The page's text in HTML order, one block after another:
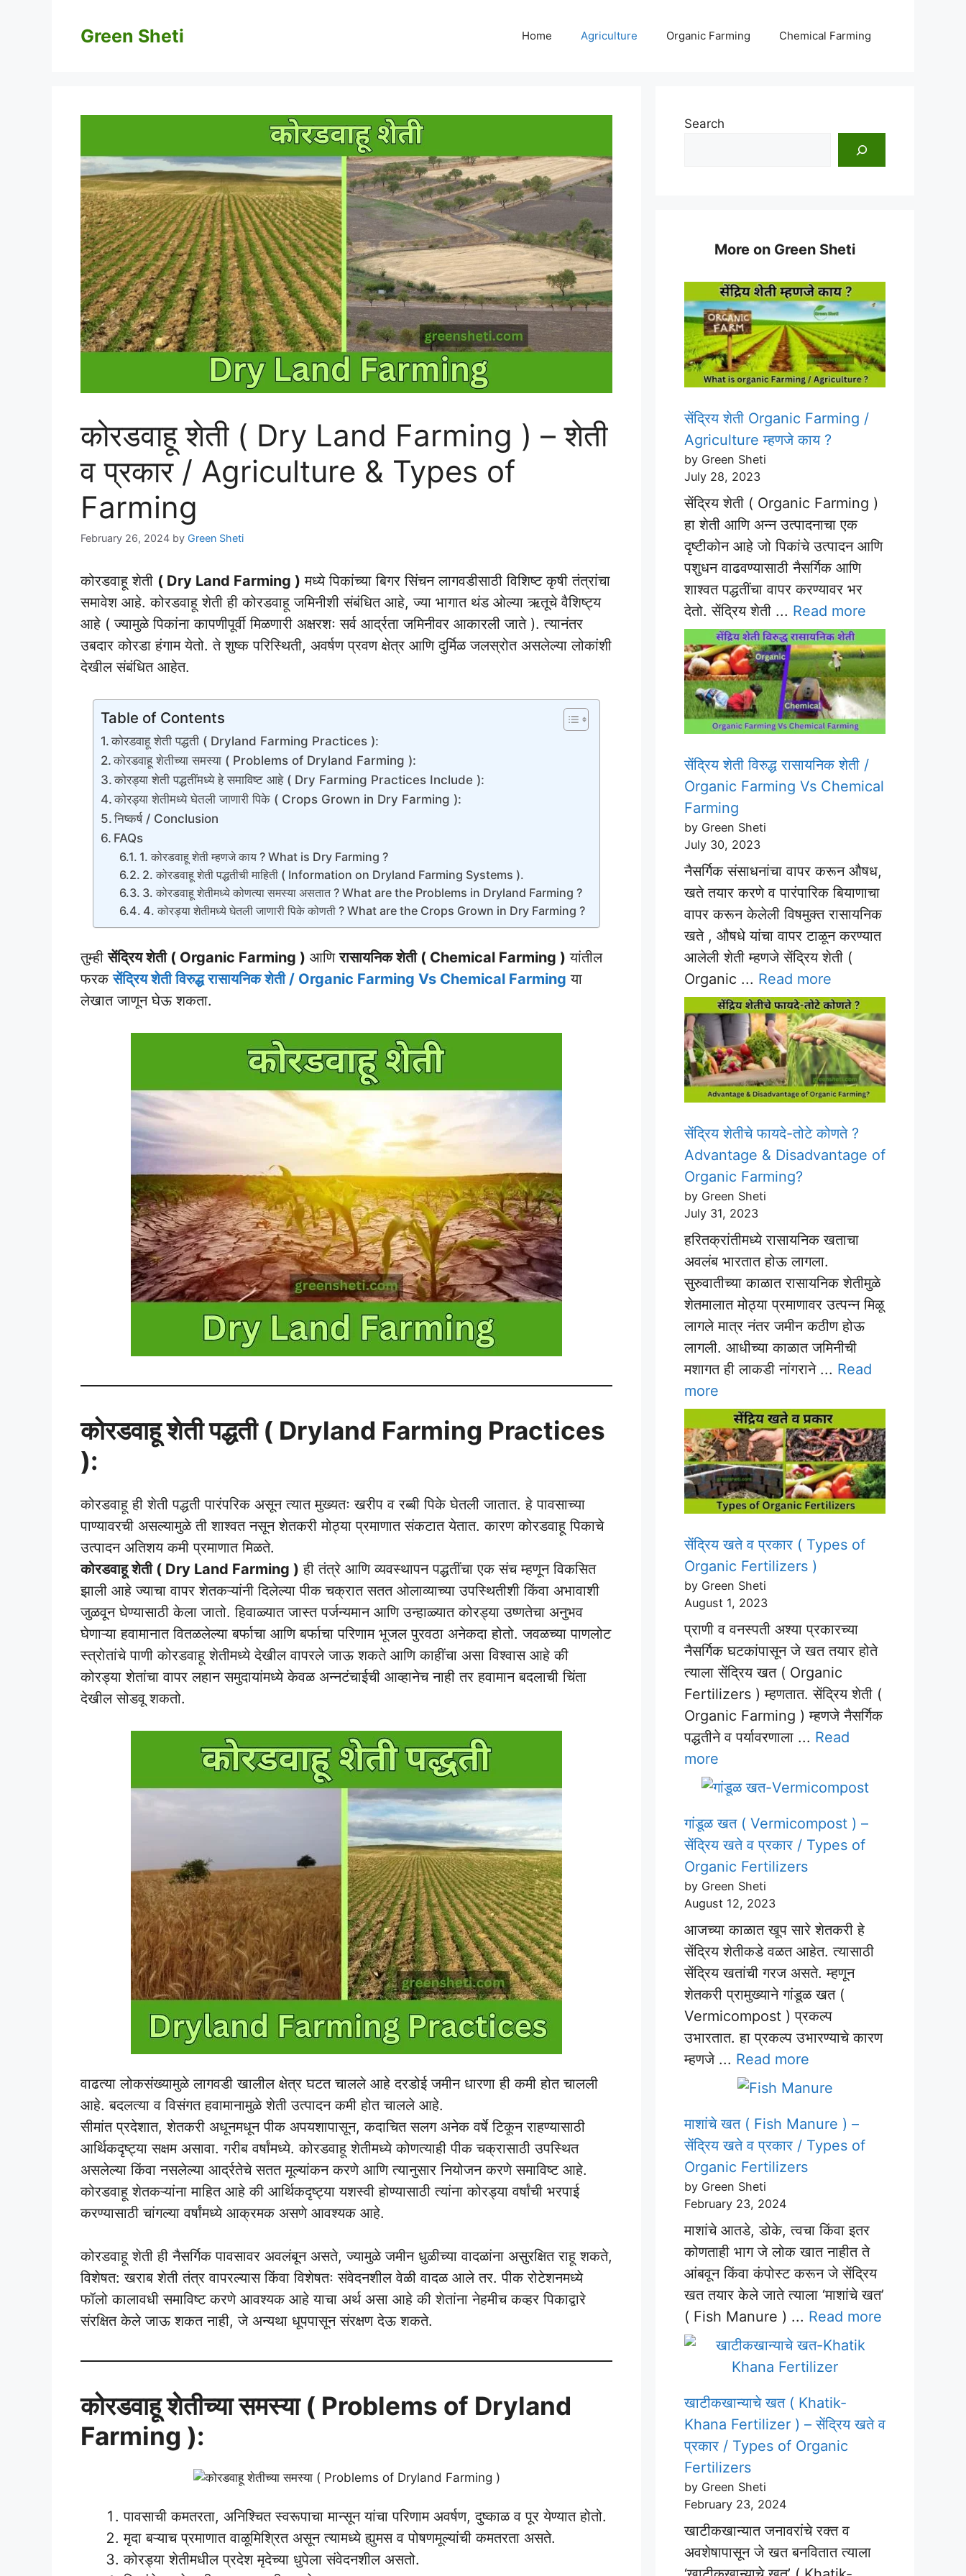
Green Sheti Home Agriculture Organic Farming Chemical Farming
कोरडवाहू शेती ( Dry Land Farming ) – शेती
व प्रकार / Agriculture & Types of
Farming
February 26, 2024 by Green Sheti
कोरडवाहू शेती ( Dry Land Farming ) मध्ये पिकांच्या बिगर सिंचन लागवडीसाठी विशिष्ट कृषी तंत्रांचा
समावेश आहे. कोरडवाहू शेती ही कोरडवाहू जमिनीशी संबंधित आहे, ज्या भागात थंड ओल्या ऋतूचे वैशिष्ट्य
आहे ( ज्यामुळे पिकांना कापणीपूर्वी मिळणारी अक्षरशः सर्व आर्द्रता जमिनीवर आकारली जाते ). त्यानंतर
उबदार कोरडा हंगाम येतो. ते शुष्क परिस्थिती, अवर्षण प्रवण क्षेत्र आणि दुर्मिळ जलस्रोत असलेल्या लोकांशी
देखील संबंधित आहेत.
Table of Contents
कोरडवाहू शेती पद्धती ( Dryland Farming Practices ):
कोरडवाहू शेतीच्या समस्या ( Problems of Dryland Farming ):
कोरड्या शेती पद्धतींमध्ये हे समाविष्ट आहे ( Dry Farming Practices Include ):
कोरड्या शेतीमध्ये घेतली जाणारी पिके ( Crops Grown in Dry Farming ):
निष्कर्ष / Conclusion
FAQs
1. कोरडवाहू शेती म्हणजे काय ? What is Dry Farming ?
2. कोरडवाहू शेती पद्धतीची माहिती ( Information on Dryland Farming Systems ).
3. कोरडवाहू शेतीमध्ये कोणत्या समस्या असतात ? What are the Problems in Dryland Farming ?
4. कोरड्या शेतीमध्ये घेतली जाणारी पिके कोणती ? What are the Crops Grown in Dry Farming ?
तुम्हीसेंद्रिय शेती ( Organic Farming ) आणिरासायनिक शेती ( Chemical Farming ) यांतील
फरकसेंद्रिय शेती विरुद्ध रासायनिक शेती / Organic Farming Vs Chemical Farming या
लेखात जाणून घेऊ शकता.
कोरडवाहू शेती पद्धती ( Dryland Farming Practices
):
कोरडवाहू ही शेती पद्धती पारंपरिक असून त्यात मुख्यतः खरीप व रब्बी पिके घेतली जातात. हे पावसाच्या
पाण्यावरची असल्यामुळे ती शाश्वत नसून शेतकरी मोठ्या प्रमाणात संकटात येतात. कारण कोरडवाहू पिकाचे
उत्पादन अतिशय कमी प्रमाणात मिळते.
कोरडवाहू शेती ( Dry Land Farming ) ही तंत्रे आणि व्यवस्थापन पद्धतींचा एक संच म्हणून विकसित
झाली आहे ज्याचा वापर शेतकऱ्यांनी दिलेल्या पीक चक्रात सतत ओलाव्याच्या उपस्थितीशी किंवा अभावाशी
जुळवून घेण्यासाठी केला जातो. हिवाळ्यात जास्त पर्जन्यमान आणि उन्हाळ्यात कोरड्या उष्णतेचा अनुभव
घेणाऱ्या हवामानात वितळलेल्या बर्फाचा आणि बर्फाचा परिणाम भूजल पुरवठा अनेकदा होतो. जवळच्या पाणलोट
स्त्रोतांचे पाणी कोरडवाहू शेतीमध्ये देखील वापरले जाऊ शकते आणि काहींचा असा विश्वास आहे की
कोरड्या शेतांचा वापर लहान समुदायांमध्ये केवळ अन्नटंचाईची आव्हानेच नाही तर हवामान बदलाची चिंता
देखील सोडवू शकतो.
वाढत्या लोकसंख्यामुळे लागवडी खालील क्षेत्र घटत चालले आहे दरडोई जमीन धारणा ही कमी होत चालली
आहे. बदलत्या व विसंगत हवामानामुळे शेती उत्पादन कमी होत चालले आहे.
सीमांत प्रदेशात, शेतकरी अधूनमधून पीक अपयशापासून, कदाचित सलग अनेक वर्षे टिकून राहण्यासाठी
आर्थिकदृष्ट्या सक्षम असावा. गरीब वर्षांमध्ये. कोरडवाहू शेतीमध्ये कोणत्याही पीक चक्रासाठी उपस्थित
असलेल्या किंवा नसलेल्या आर्द्रतेचे सतत मूल्यांकन करणे आणि त्यानुसार नियोजन करणे समाविष्ट आहे.
कोरडवाहू शेतकऱ्यांना माहित आहे की आर्थिकदृष्ट्या यशस्वी होण्यासाठी त्यांना कोरड्या वर्षांची भरपाई
करण्यासाठी चांगल्या वर्षांमध्ये आक्रमक असणे आवश्यक आहे.
कोरडवाहू शेती ही नैसर्गिक पावसावर अवलंबून असते, ज्यामुळे जमीन धुळीच्या वादळांना असुरक्षित राहू शकते,
विशेषत: खराब शेती तंत्र वापरल्यास किंवा विशेषतः संवेदनशील वेळी वादळ आले तर. पीक रोटेशनमध्ये
फॉलो कालावधी समाविष्ट करणे आवश्यक आहे याचा अर्थ असा आहे की शेतांना नेहमीच कव्हर पिकाद्वारे
संरक्षित केले जाऊ शकत नाही, जे अन्यथा धूपपासून संरक्षण देऊ शकते.
कोरडवाहू शेतीच्या समस्या ( Problems of Dryland
Farming ):
पावसाची कमतरता, अनिश्चित स्वरूपाचा मान्सून यांचा परिणाम अवर्षण, दुष्काळ व पूर येण्यात होतो.
मृदा बऱ्याच प्रमाणात वाळूमिश्रित असून त्यामध्ये ह्युमस व पोषणमूल्यांची कमतरता असते.
कोरड्या शेतीमधील प्रदेश मृदेच्या धुपेला संवेदनशील असतो.
Search
More on Green Sheti
सेंद्रिय शेती Organic Farming /
Agriculture म्हणजे काय ?
by Green Sheti
July 28, 2023
सेंद्रिय शेती ( Organic Farming )
हा शेती आणि अन्न उत्पादनाचा एक
दृष्टीकोन आहे जो पिकांचे उत्पादन आणि
पशुधन वाढवण्यासाठी नैसर्गिक आणि
शाश्वत पद्धतींचा वापर करण्यावर भर
देतो. सेंद्रिय शेती ... Read more
सेंद्रिय शेती विरुद्ध रासायनिक शेती /
Organic Farming Vs Chemical
Farming
by Green Sheti
July 30, 2023
नैसर्गिक संसाधनांचा वापर करून औषध,
खते तयार करणे व पारंपारिक बियाणाचा
वापर करून केलेली विषमुक्त रासायनिक
खते , औषधे यांचा वापर टाळून करण्यात
आलेली शेती म्हणजे सेंद्रिय शेती (
Organic ... Read more
सेंद्रिय शेतीचे फायदे-तोटे कोणते ?
Advantage & Disadvantage of
Organic Farming?
by Green Sheti
July 31, 2023
हरितक्रांतीमध्ये रासायनिक खताचा
अवलंब भारतात होऊ लागला.
सुरुवातीच्या काळात रासायनिक शेतीमुळे
शेतमालात मोठ्या प्रमाणावर उत्पन्न मिळू
लागले मात्र नंतर जमीन कठीण होऊ
लागली. आधीच्या काळात जमिनीची
मशागत ही लाकडी नांगराने ... Read
more
सेंद्रिय खते व प्रकार ( Types of
Organic Fertilizers )
by Green Sheti
August 1, 2023
प्राणी व वनस्पती अश्या प्रकारच्या
नैसर्गिक घटकांपासून जे खत तयार होते
त्याला सेंद्रिय खत ( Organic
Fertilizers ) म्हणतात. सेंद्रिय शेती (
Organic Farming ) म्हणजे नैसर्गिक
पद्धतीने व पर्यावरणाला ... Read
more
गांडूळ खत ( Vermicompost ) –
सेंद्रिय खते व प्रकार / Types of
Organic Fertilizers
by Green Sheti
August 12, 2023
आजच्या काळात खूप सारे शेतकरी हे
सेंद्रिय शेतीकडे वळत आहेत. त्यासाठी
सेंद्रिय खतांची गरज असते. म्हणून
शेतकरी प्रामुख्याने गांडूळ खत (
Vermicompost ) प्रकल्प
उभारतात. हा प्रकल्प उभारण्याचे कारण
म्हणजे ... Read more
माशांचे खत ( Fish Manure ) –
सेंद्रिय खते व प्रकार / Types of
Organic Fertilizers
by Green Sheti
February 23, 2024
माशांचे आतडे, डोके, त्वचा किंवा इतर
कोणताही भाग जे लोक खात नाहीत ते
आंबवून किंवा कंपोस्ट करून जे सेंद्रिय
खत तयार केले जाते त्याला ‘माशांचे खत’
( Fish Manure ) ... Read more
खाटीकखान्याचे खत ( Khatik-
Khana Fertilizer ) – सेंद्रिय खते व
प्रकार / Types of Organic
Fertilizers
by Green Sheti
February 23, 2024
खाटीकखान्यात जनावरांचे रक्त व
अवशेषापासून जे खत बनवितात त्याला